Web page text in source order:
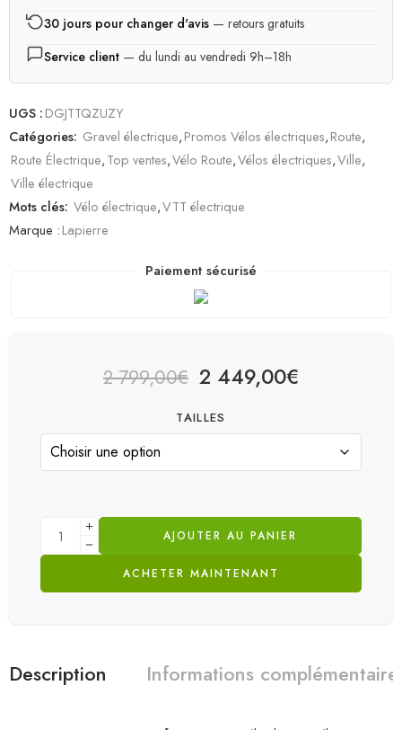
30 jours pour changer d'avis — retours gratuits
Service client — du lundi au vendredi 9h–18h
UGS :DGJTTQZUZY
Catégories: Gravel électrique,Promos Vélos électriques,Route,
Route Électrique,Top ventes,Vélo Route,Vélos électriques,Ville,
Ville électrique
Mots clés: Vélo électrique,VTT électrique
Marque :Lapierre
Paiement sécurisé
2 799,00€ 2 449,00€
TAILLES
AJOUTER AU PANIER
ACHETER MAINTENANT
Description Informations